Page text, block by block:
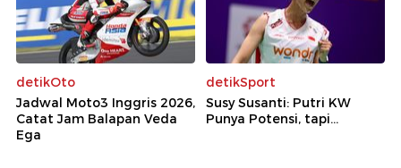
detikOto
Jadwal Moto3 Inggris 2026,
Catat Jam Balapan Veda
Ega
detikSport
Susy Susanti: Putri KW
Punya Potensi, tapi...